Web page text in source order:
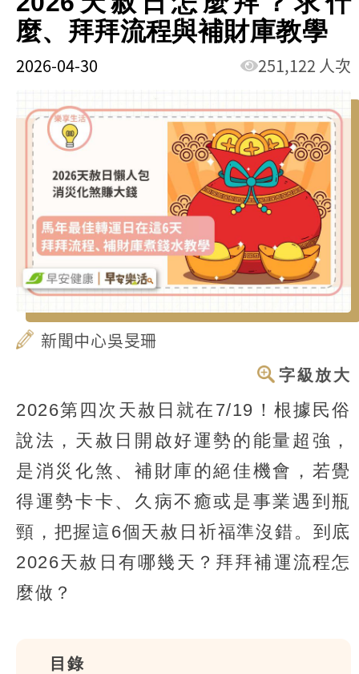
麼、拜拜流程與補財庫教學
2026-04-30 251,122 人次
新聞中心吳旻珊
字級放大
2026第四次天赦日就在7/19！根據民俗
說法，天赦日開啟好運勢的能量超強，
是消災化煞、補財庫的絕佳機會，若覺
得運勢卡卡、久病不癒或是事業遇到瓶
頸，把握這6個天赦日祈福準沒錯。到底
2026天赦日有哪幾天？拜拜補運流程怎
麼做？
目錄